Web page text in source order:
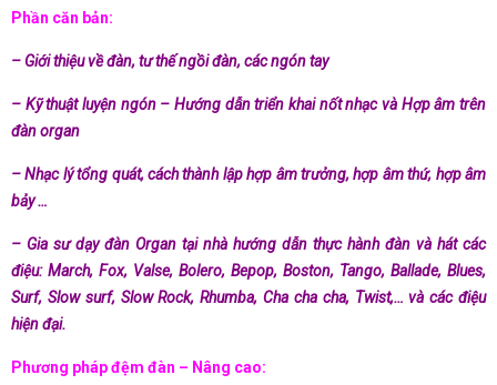
Phần căn bản:
– Giới thiệu về đàn, tư thế ngồi đàn, các ngón tay
– Kỹ thuật luyện ngón – Hướng dẫn triển khai nốt nhạc và Hợp âm trên
đàn organ
– Nhạc lý tổng quát, cách thành lập hợp âm trưởng, hợp âm thứ, hợp âm
bảy …
– Gia sư dạy đàn Organ tại nhà hướng dẫn thực hành đàn và hát các
điệu: March, Fox, Valse, Bolero, Bepop, Boston, Tango, Ballade, Blues,
Surf, Slow surf, Slow Rock, Rhumba, Cha cha cha, Twist,… và các điệu
hiện đại.
Phương pháp đệm đàn – Nâng cao: